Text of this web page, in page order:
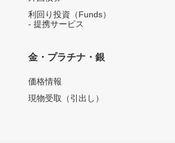
利回り投資（Funds）
- 提携サービス
金・プラチナ・銀
価格情報
現物受取（引出し）